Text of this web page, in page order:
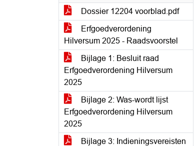
Dossier 12204 voorblad.pdf
Erfgoedverordening
Hilversum 2025 - Raadsvoorstel
Bijlage 1: Besluit raad
Erfgoedverordening Hilversum
2025
Bijlage 2: Was-wordt lijst
Erfgoedverordening Hilversum
2025
Bijlage 3: Indieningsvereisten